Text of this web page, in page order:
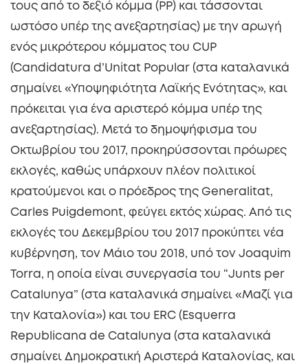
τους από το δεξιό κόμμα (PP) και τάσσονται
ωστόσο υπέρ της ανεξαρτησίας) με την αρωγή
ενός μικρότερου κόμματος του CUP
(Candidatura d’Unitat Popular (στα καταλανικά
σημαίνει «Υποψηφιότητα Λαϊκής Ενότητας», και
πρόκειται για ένα αριστερό κόμμα υπέρ της
ανεξαρτησίας). Μετά το δημοψήφισμα του
Οκτωβρίου του 2017, προκηρύσσονται πρόωρες
εκλογές, καθώς υπάρχουν πλέον πολιτικοί
κρατούμενοι και ο πρόεδρος της Generalitat,
Carles Puigdemont, φεύγει εκτός χώρας. Από τις
εκλογές του Δεκεμβρίου του 2017 προκύπτει νέα
κυβέρνηση, τον Μάιο του 2018, υπό τον Joaquim
Torra, η οποία είναι συνεργασία του “Junts per
Catalunya” (στα καταλανικά σημαίνει «Μαζί για
την Καταλονία») και του ERC (Esquerra
Republicana de Catalunya (στα καταλανικά
σημαίνει Δημοκρατική Αριστερά Καταλονίας, και